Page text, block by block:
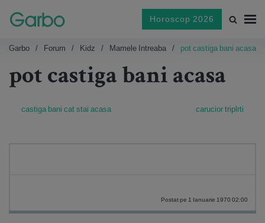
Horoscop 2026
Garbo Forum Kidz Mamele Intreaba pot castiga bani acasa
pot castiga bani acasa
castiga bani cat stai acasa carucior triplrti
Postat pe 1 Ianuarie 1970 02:00